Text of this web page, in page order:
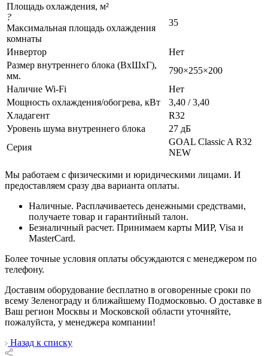
Площадь охлаждения, м²
?
Максимальная площадь охлаждения
комнаты
35
Инвертор
Нет
Размер внутреннего блока (ВхШхГ),
мм.
790×255×200
Наличие Wi-Fi
Нет
Мощность охлаждения/обогрева, кВт
3,40 / 3,40
Хладагент
R32
Уровень шума внутреннего блока
27 дБ
Серия
GOAL Classic A R32
NEW
Мы работаем с физическими и юридическими лицами. И
предоставляем сразу два варианта оплаты.
Наличные. Расплачиваетесь денежными средствами,
получаете товар и гарантийный талон.
Безналичный расчет. Принимаем карты МИР, Visa и
MasterCard.
Более точные условия оплаты обсуждаются с менеджером по
телефону.
Доставим оборудование бесплатно в оговоренные сроки по
всему Зеленограду и ближайшему Подмосковью. О доставке в
Ваш регион Москвы и Московской области уточняйте,
пожалуйста, у менеджера компании!
Назад к списку